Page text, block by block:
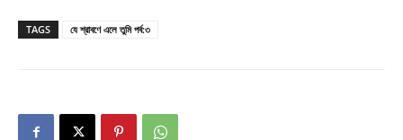
TAGS যে শ্রাবণে এলে তুমি পর্ব:৩